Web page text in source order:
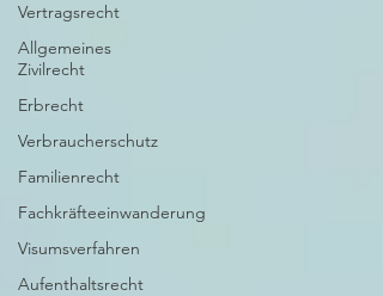
Vertragsrecht
Allgemeines
Zivilrecht
Erbrecht
Verbraucherschutz
Familienrecht
Fachkräfteeinwanderung
Visumsverfahren
Aufenthaltsrecht